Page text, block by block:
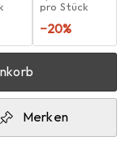
pro Stück
−20%
Merken